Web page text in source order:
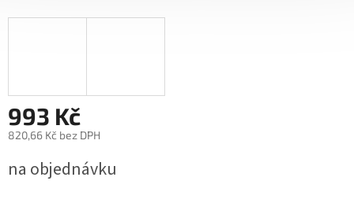
993 Kč
820,66 Kč bez DPH
cena:
na objednávku